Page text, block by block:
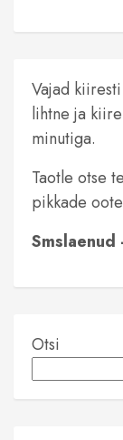
Vajad
lihtne ja
minutiga.
Taotle otse
pikkade
Otsi